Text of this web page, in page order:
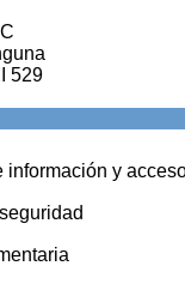
529
información y